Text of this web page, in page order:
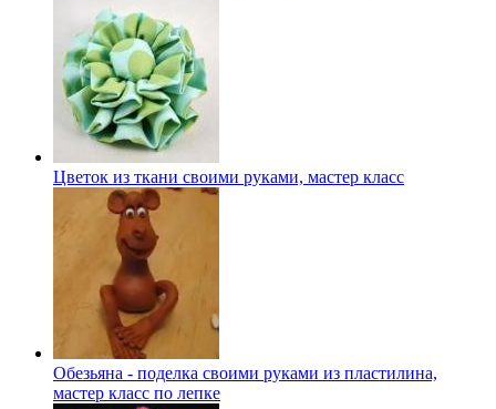
Цветок из ткани своими руками, мастер класс
Обезьяна - поделка своими руками из пластилина,
мастер класс по лепке